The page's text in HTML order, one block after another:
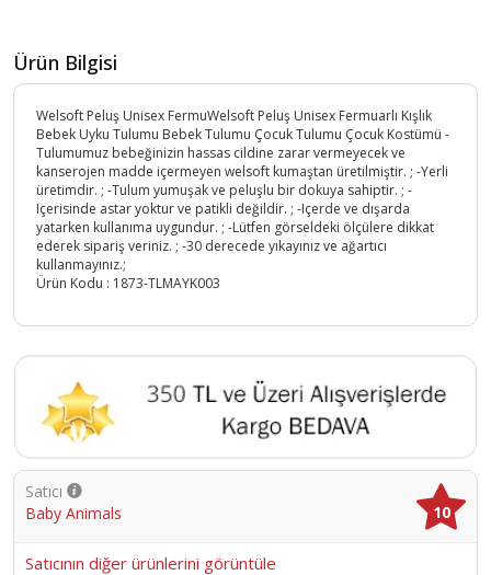
Ürün Bilgisi
Welsoft Peluş Unisex FermuWelsoft Peluş Unisex Fermuarlı Kışlık
Bebek Uyku Tulumu Bebek Tulumu Çocuk Tulumu Çocuk Kostümü -
Tulumumuz bebeğinizin hassas cildine zarar vermeyecek ve
kanserojen madde içermeyen welsoft kumaştan üretilmiştir. ; -Yerli
üretimdir. ; -Tulum yumuşak ve peluşlu bir dokuya sahiptir. ; -
Içerisinde astar yoktur ve patikli değildir. ; -Içerde ve dışarda
yatarken kullanıma uygundur. ; -Lütfen görseldeki ölçülere dikkat
ederek sipariş veriniz. ; -30 derecede yıkayınız ve ağartıcı
kullanmayınız.;
Ürün Kodu : 1873-TLMAYK003
Satıcı
Baby Animals
10
Satıcının diğer ürünlerini görüntüle